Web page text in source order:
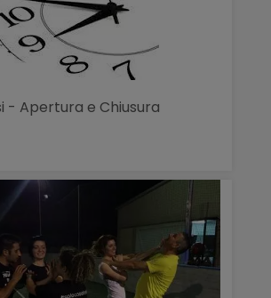
- Apertura e Chiusura